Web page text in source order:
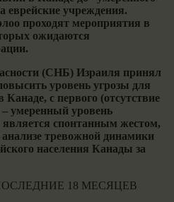
еврейские учреждения.
проходят мероприятия в
ожидаются
(СНБ) Израиля принял
уровень угрозы для
с первого (отсутствие
– умеренный уровень
является спонтанным жестом,
тревожной динамики
населения Канады за
18 МЕСЯЦЕВ